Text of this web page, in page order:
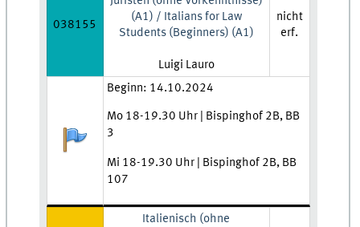
038155
(A1) / Italians for Law
Students (Beginners) (A1)
Lehrkraft:
Luigi Lauro
nicht
erf.
Anmeldestatus:
Zeit und Ort:
Beginn: 14.10.2024
Mo 18-19.30 Uhr | Bispinghof 2B, BB
3
Mi 18-19.30 Uhr | Bispinghof 2B, BB
107
Italienisch (ohne